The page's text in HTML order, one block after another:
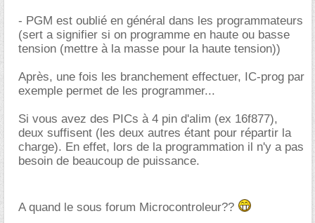
- PGM est oublié en général dans les programmateurs
(sert a signifier si on programme en haute ou basse
tension (mettre à la masse pour la haute tension))
Après, une fois les branchement effectuer, IC-prog par
exemple permet de les programmer...
Si vous avez des PICs à 4 pin d'alim (ex 16f877),
deux suffisent (les deux autres étant pour répartir la
charge). En effet, lors de la programmation il n'y a pas
besoin de beaucoup de puissance.
A quand le sous forum Microcontroleur??